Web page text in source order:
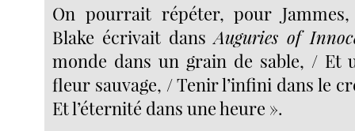
On pourrait répéter, pour
Blake écrivait dansAuguries of
monde dans un grain de sable, / Et
fleur sauvage, / Tenir l’infini dans le
Et l’éternité dans une heure ».